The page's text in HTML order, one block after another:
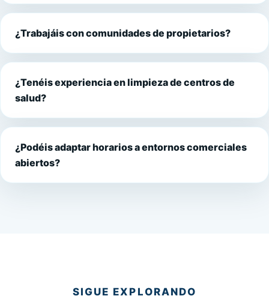
¿Trabajáis con comunidades de propietarios?
¿Tenéis experiencia en limpieza de centros de
salud?
¿Podéis adaptar horarios a entornos comerciales
abiertos?
SIGUE EXPLORANDO